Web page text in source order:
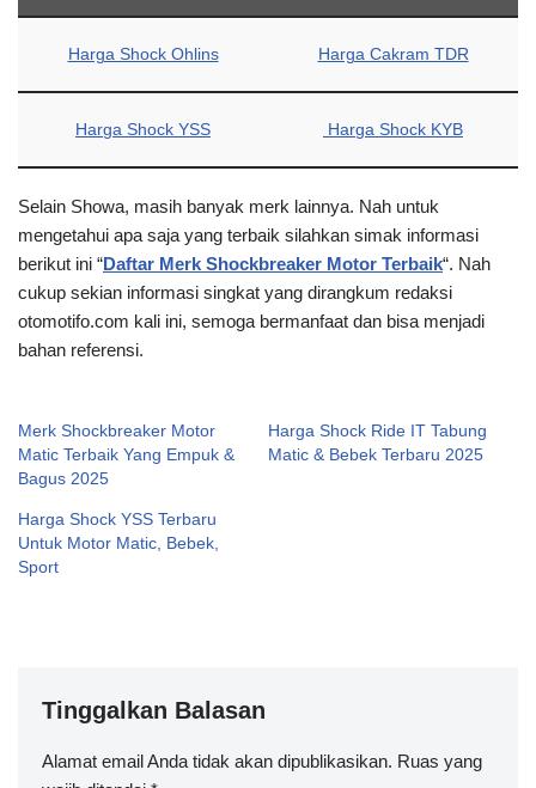
Harga Shock Ohlins Harga Cakram TDR
Harga Shock YSS Harga Shock KYB
Selain Showa, masih banyak merk lainnya. Nah untuk
mengetahui apa saja yang terbaik silahkan simak informasi
berikut ini “Daftar Merk Shockbreaker Motor Terbaik“. Nah
cukup sekian informasi singkat yang dirangkum redaksi
otomotifo.com kali ini, semoga bermanfaat dan bisa menjadi
bahan referensi.
Merk Shockbreaker Motor
Matic Terbaik Yang Empuk &
Bagus 2025
Harga Shock Ride IT Tabung
Matic & Bebek Terbaru 2025
Harga Shock YSS Terbaru
Untuk Motor Matic, Bebek,
Sport
Tinggalkan Balasan
Alamat email Anda tidak akan dipublikasikan. Ruas yang
A